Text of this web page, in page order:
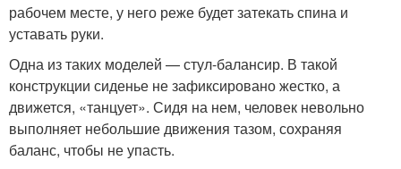
рабочем месте, у него реже будет затекать спина и
уставать руки.
Одна из таких моделей — стул-балансир. В такой
конструкции сиденье не зафиксировано жестко, а
движется, «танцует». Сидя на нем, человек невольно
выполняет небольшие движения тазом, сохраняя
баланс, чтобы не упасть.